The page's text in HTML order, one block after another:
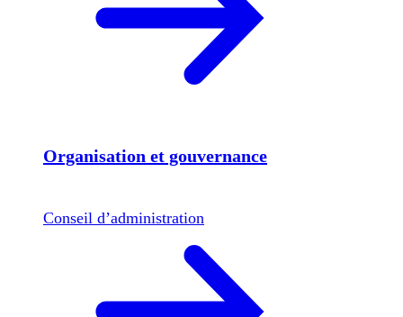
Organisation et gouvernance
Conseil d’administration